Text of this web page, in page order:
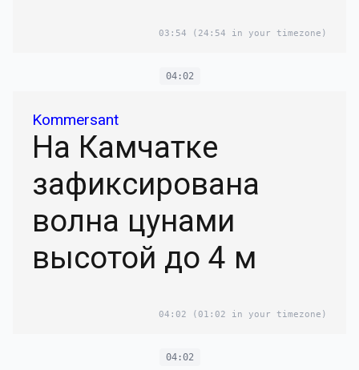
03:54 (24:54 in your timezone)
04:02
Kommersant
На Камчатке
зафиксирована
волна цунами
высотой до 4 м
04:02 (01:02 in your timezone)
04:02